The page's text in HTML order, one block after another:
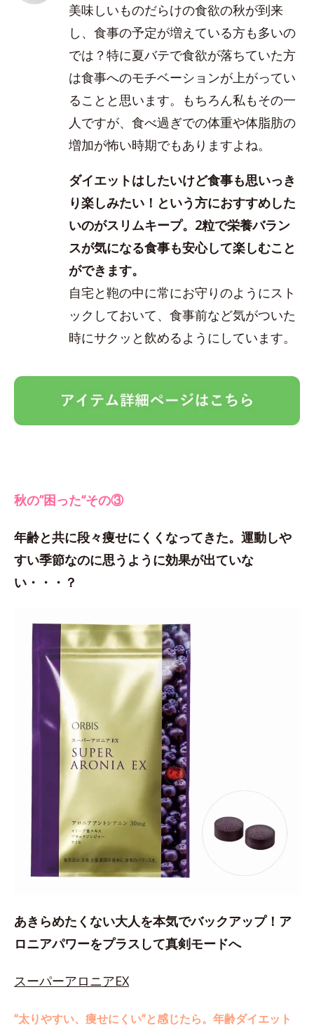
美味しいものだらけの食欲の秋が到来
し、食事の予定が増えている方も多いの
では？特に夏バテで食欲が落ちていた方
は食事へのモチベーションが上がってい
ることと思います。もちろん私もその一
人ですが、食べ過ぎでの体重や体脂肪の
増加が怖い時期でもありますよね。
ダイエットはしたいけど食事も思いっき
り楽しみたい！という方におすすめした
いのがスリムキープ。2粒で栄養バラン
スが気になる食事も安心して楽しむこと
ができます。
自宅と鞄の中に常にお守りのようにスト
ックしておいて、食事前など気がついた
時にサクッと飲めるようにしています。
秋の”困った“その③
年齢と共に段々痩せにくくなってきた。運動しや
すい季節なのに思うように効果が出ていな
い・・・？
あきらめたくない大人を本気でバックアップ！ア
ロニアパワーをプラスして真剣モードへ
スーパーアロニアEX
“太りやすい、痩せにくい”と感じたら。年齢ダイエット